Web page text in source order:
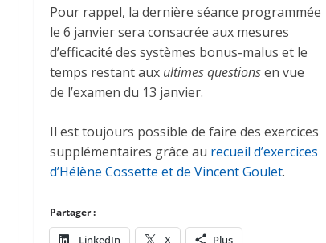
Pour rappel, la dernière séance programmée
le 6 janvier sera consacrée aux mesures
d’efficacité des systèmes bonus-malus et le
temps restant aux ultimes questionsen vue
de l’examen du 13 janvier.
Il est toujours possible de faire des exercices
supplémentaires grâce au recueil d’exercices
d’Hélène Cossette et de Vincent Goulet.
Partager :
LinkedIn X Plus